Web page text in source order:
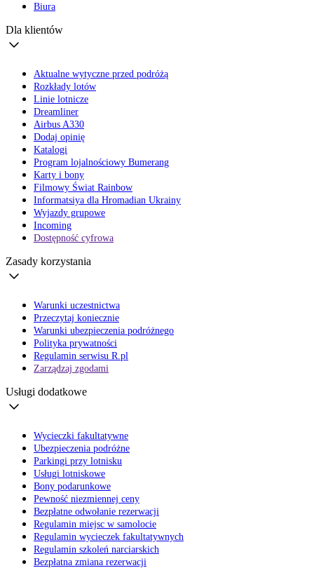
Biura
Dla klientów
Aktualne wytyczne przed podróżą
Rozkłady lotów
Linie lotnicze
Dreamliner
Airbus A330
Dodaj opinię
Katalogi
Program lojalnościowy Bumerang
Karty i bony
Filmowy Świat Rainbow
Informatsiya dla Hromadian Ukrainy
Wyjazdy grupowe
Incoming
Dostępność cyfrowa
Zasady korzystania
Warunki uczestnictwa
Przeczytaj koniecznie
Warunki ubezpieczenia podróżnego
Polityka prywatności
Regulamin serwisu R.pl
Zarządzaj zgodami
Usługi dodatkowe
Wycieczki fakultatywne
Ubezpieczenia podróżne
Parkingi przy lotnisku
Usługi lotniskowe
Bony podarunkowe
Pewność niezmiennej ceny
Bezpłatne odwołanie rezerwacji
Regulamin miejsc w samolocie
Regulamin wycieczek fakultatywnych
Regulamin szkoleń narciarskich
Bezpłatna zmiana rezerwacji